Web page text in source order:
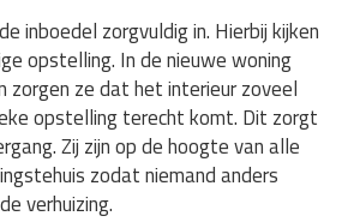
inboedel zorgvuldig in. Hierbij kijken
opstelling. In de nieuwe woning
zorgen ze dat het interieur zoveel
opstelling terecht komt. Dit zorgt
Zij zijn op de hoogte van alle
zodat niemand anders
verhuizing.